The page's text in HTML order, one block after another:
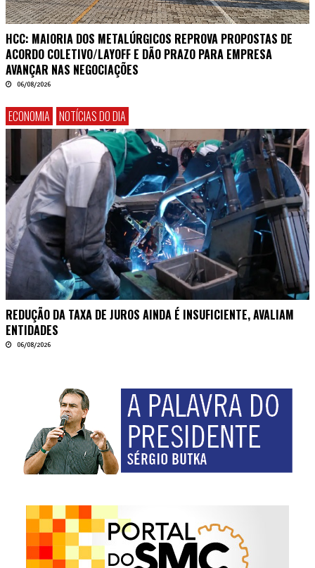
HCC: MAIORIA DOS METALÚRGICOS REPROVA PROPOSTAS DE
ACORDO COLETIVO/LAYOFF E DÃO PRAZO PARA EMPRESA
AVANÇAR NAS NEGOCIAÇÕES
06/08/2026
ECONOMIA NOTÍCIAS DO DIA
REDUÇÃO DA TAXA DE JUROS AINDA É INSUFICIENTE, AVALIAM
ENTIDADES
06/08/2026